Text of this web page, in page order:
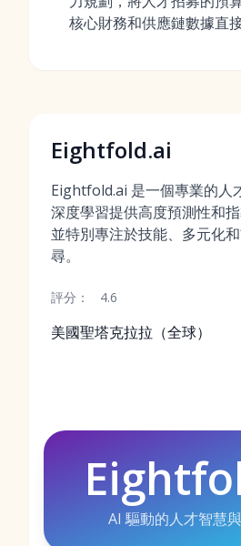
核心財務和供應鏈數據直接
Eightfold.ai
Eightfold.ai 是一個專業的人
深度學習提供高度預測性和
並特別專注於技能、多元化
尋。
評分： 4.6
美國聖塔克拉拉（全球）
AI 驅動的人才智慧